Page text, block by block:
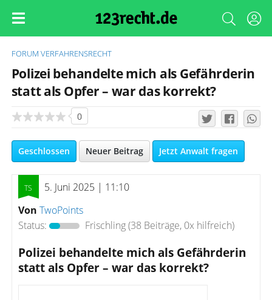
FORUM VERFAHRENSRECHT
Polizei behandelte mich als Gefährderin
statt als Opfer – war das korrekt?
0
Geschlossen Neuer Beitrag Jetzt Anwalt fragen
5. Juni 2025 | 11:10
Von TwoPoints
Status:
Frischling(38 Beiträge, 0x hilfreich)
Polizei behandelte mich als Gefährderin
statt als Opfer – war das korrekt?